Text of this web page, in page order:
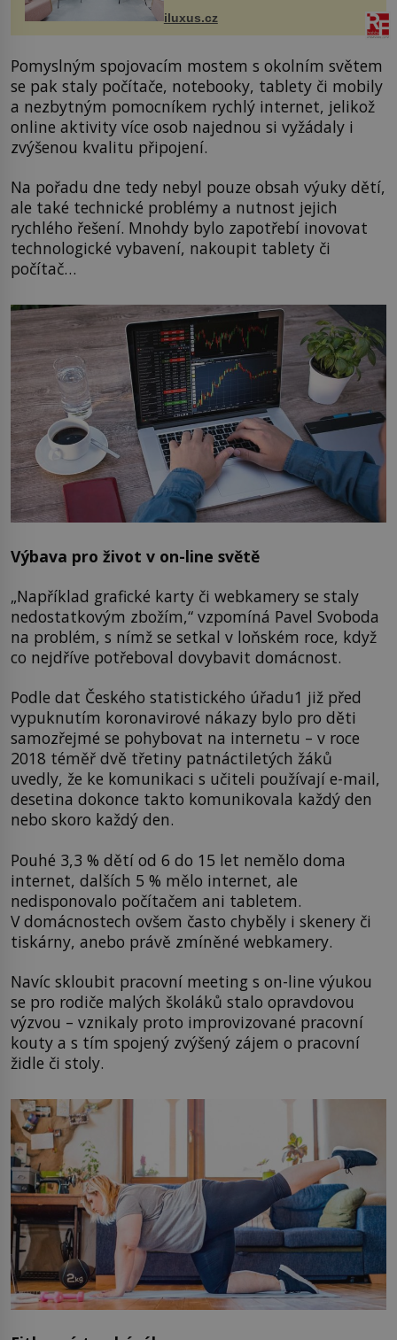
budov Media...
iluxus.cz
Pomyslným spojovacím mostem s okolním světem
se pak staly počítače, notebooky, tablety či mobily
a nezbytným pomocníkem rychlý internet, jelikož
online aktivity více osob najednou si vyžádaly i
zvýšenou kvalitu připojení.
Na pořadu dne tedy nebyl pouze obsah výuky dětí,
ale také technické problémy a nutnost jejich
rychlého řešení. Mnohdy bylo zapotřebí inovovat
technologické vybavení, nakoupit tablety či
počítač…
Výbava pro život v on-line světě
„Například grafické karty či webkamery se staly
nedostatkovým zbožím,“ vzpomíná Pavel Svoboda
na problém, s nímž se setkal v loňském roce, když
co nejdříve potřeboval dovybavit domácnost.
Podle dat Českého statistického úřadu1 již před
vypuknutím koronavirové nákazy bylo pro děti
samozřejmé se pohybovat na internetu – v roce
2018 téměř dvě třetiny patnáctiletých žáků
uvedly, že ke komunikaci s učiteli používají e-mail,
desetina dokonce takto komunikovala každý den
nebo skoro každý den.
Pouhé 3,3 % dětí od 6 do 15 let nemělo doma
internet, dalších 5 % mělo internet, ale
nedisponovalo počítačem ani tabletem.
V domácnostech ovšem často chyběly i skenery či
tiskárny, anebo právě zmíněné webkamery.
Navíc skloubit pracovní meeting s on-line výukou
se pro rodiče malých školáků stalo opravdovou
výzvou – vznikaly proto improvizované pracovní
kouty a s tím spojený zvýšený zájem o pracovní
židle či stoly.